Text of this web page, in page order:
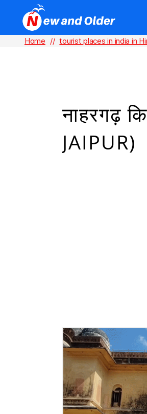
Home // tourist places in india in
नाहरगढ़
JAIPUR)